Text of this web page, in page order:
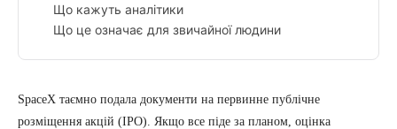
Що кажуть аналітики
Що це означає для звичайної людини
SpaceX таємно подала документи на первинне публічне
розміщення акцій (IPO). Якщо все піде за планом, оцінка